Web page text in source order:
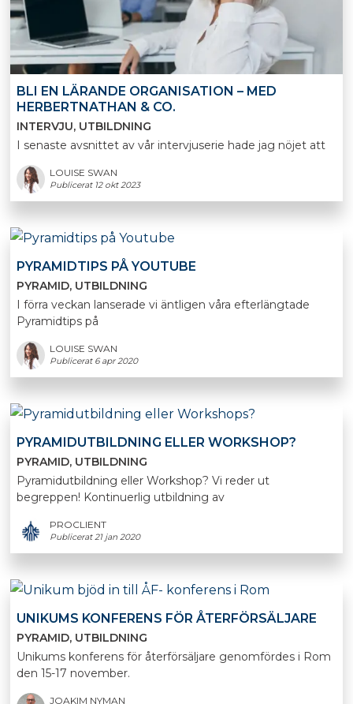
BLI EN LÄRANDE ORGANISATION – MED
HERBERTNATHAN & CO.
INTERVJU UTBILDNING
I senaste avsnittet av vår intervjuserie hade jag nöjet att
LOUISE SWAN
Publicerat 12 okt 2023
PYRAMIDTIPS PÅ YOUTUBE
PYRAMID UTBILDNING
I förra veckan lanserade vi äntligen våra efterlängtade
Pyramidtips på
LOUISE SWAN
Publicerat 6 apr 2020
PYRAMIDUTBILDNING ELLER WORKSHOP?
PYRAMID UTBILDNING
Pyramidutbildning eller Workshop? Vi reder ut
begreppen! Kontinuerlig utbildning av
PROCLIENT
Publicerat 21 jan 2020
UNIKUMS KONFERENS FÖR ÅTERFÖRSÄLJARE
PYRAMID UTBILDNING
Unikums konferens för återförsäljare genomfördes i Rom
den 15-17 november.
JOAKIM NYMAN